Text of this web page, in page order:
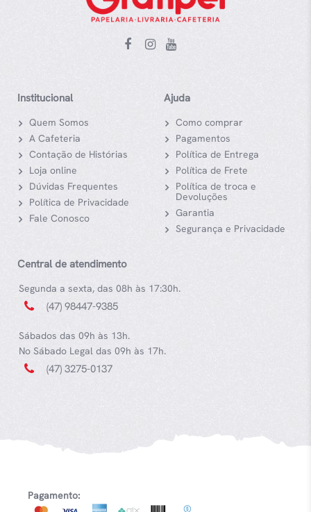
Institucional
Quem Somos
A Cafeteria
Contação de Histórias
Loja online
Dúvidas Frequentes
Política de Privacidade
Fale Conosco
Ajuda
Como comprar
Pagamentos
Política de Entrega
Política de Frete
Política de troca e
Devoluções
Garantia
Segurança e Privacidade
Central de atendimento
Segunda a sexta, das 08h às 17:30h.
(47) 98447-9385
Sábados das 09h às 13h.
No Sábado Legal das 09h às 17h.
(47) 3275-0137
Pagamento: